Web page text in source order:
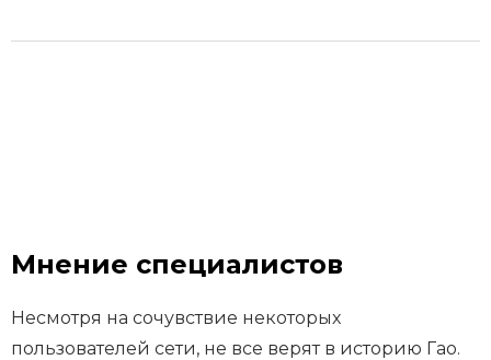
Мнение специалистов
Несмотря на сочувствие некоторых
пользователей сети, не все верят в историю Гао.